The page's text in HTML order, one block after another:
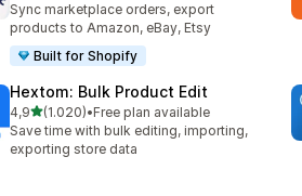
Sync marketplace orders, export
products to Amazon, eBay, Etsy
Built for Shopify
Hextom: Bulk Product Edit
4,95 yıldız üzerinden
(1.020)
toplam 1020 değerlendirme
•Free plan available
Save time with bulk editing, importing,
exporting store data